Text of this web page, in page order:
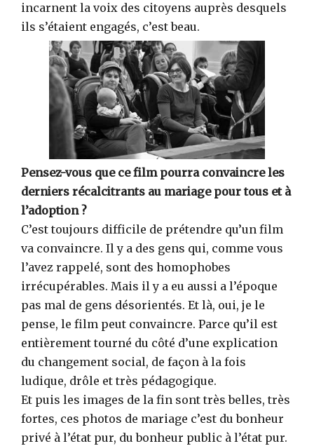
incarnent la voix des citoyens auprès desquels
ils s’étaient engagés, c’est beau.
Pensez-vous que ce film pourra convaincre les
derniers récalcitrants au mariage pour tous et à
l’adoption ?
C’est toujours difficile de prétendre qu’un film
va convaincre. Il y a des gens qui, comme vous
l’avez rappelé, sont des homophobes
irrécupérables. Mais il y a eu aussi a l’époque
pas mal de gens désorientés. Et là, oui, je le
pense, le film peut convaincre. Parce qu’il est
entièrement tourné du côté d’une explication
du changement social, de façon à la fois
ludique, drôle et très pédagogique.
Et puis les images de la fin sont très belles, très
fortes, ces photos de mariage c’est du bonheur
privé à l’état pur, du bonheur public à l’état pur.